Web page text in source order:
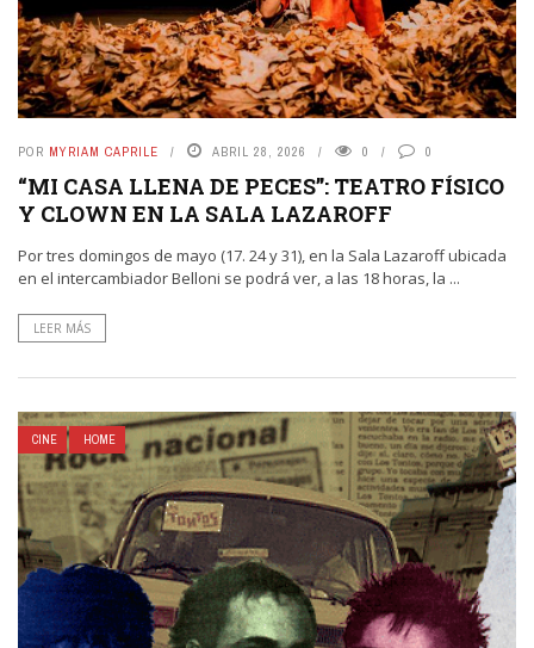
POR MYRIAM CAPRILE ABRIL 28, 2026 0 0
“MI CASA LLENA DE PECES”: TEATRO FÍSICO
Y CLOWN EN LA SALA LAZAROFF
Por tres domingos de mayo (17. 24 y 31), en la Sala Lazaroff ubicada
en el intercambiador Belloni se podrá ver, a las 18 horas, la ...
LEER MÁS
CINE HOME